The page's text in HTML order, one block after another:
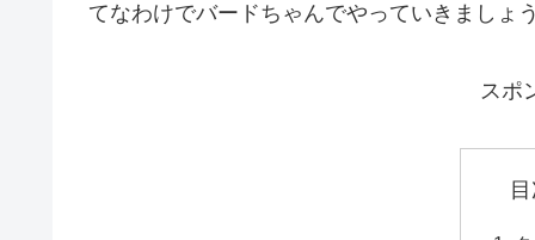
てなわけでバードちゃんでやっていきましょ
スポ